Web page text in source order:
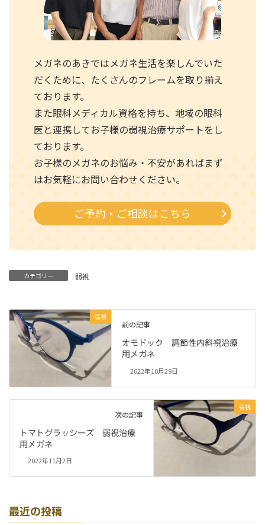
メガネのあきではメガネ生活を楽しんでいた
だくために、たくさんのフレームを取り揃え
ております。
また眼科メディカル資格を持ち、地域の眼科
医と連携してお子様の弱視治療サポートをし
ております。
お子様のメガネのお悩み・不安があればまず
はお気軽にお問い合わせください。
ご予約・ご相談はこちら
カテゴリー 弱視
弱視
前の記事
オモドック 調節性内斜視治療
用メガネ
2022年10月29日
弱視
次の記事
トマトグラッシーズ 弱視治療
用メガネ
2022年11月2日
最近の投稿